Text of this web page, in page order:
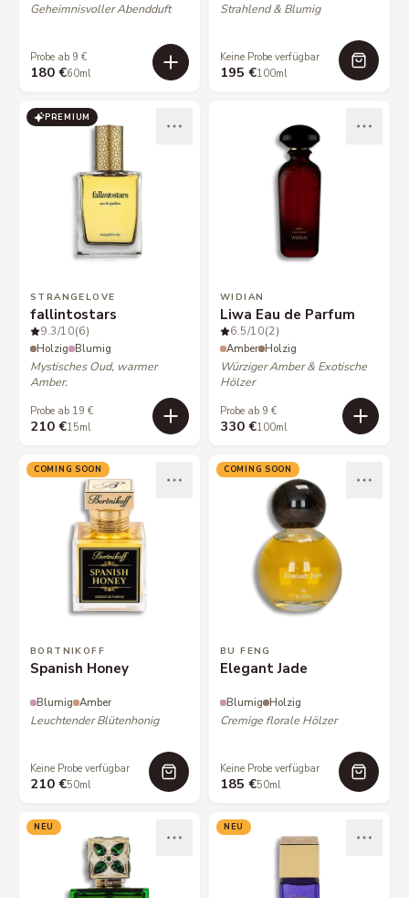
Geheimnisvoller Abendduft
Probe ab 9 €
180 €60ml
Strahlend & Blumig
Keine Probe verfügbar
195 €100ml
PREMIUM
STRANGELOVE
fallintostars
9.3/10(6)
Holzig Blumig
Mystisches Oud, warmer
Amber.
Probe ab 19 €
210 €15ml
WIDIAN
Liwa Eau de Parfum
6.5/10(2)
Amber Holzig
Würziger Amber & Exotische
Hölzer
Probe ab 9 €
330 €100ml
COMING SOON
BORTNIKOFF
Spanish Honey
Blumig Amber
Leuchtender Blütenhonig
Keine Probe verfügbar
210 €50ml
COMING SOON
BU FENG
Elegant Jade
Blumig Holzig
Cremige florale Hölzer
Keine Probe verfügbar
185 €50ml
NEU NEU